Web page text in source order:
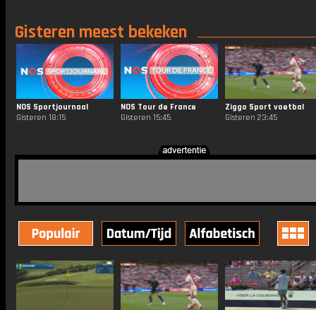
Gisteren meest bekeken
NOS Sportjournaal
Gisteren 18:15
NOS Tour de France
Gisteren 15:45
Ziggo Sport voetbal
Gisteren 23:45